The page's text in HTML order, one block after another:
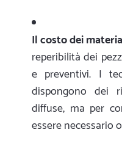
Il costo dei
reperibilità dei
e preventivi. I
dispongono dei
diffuse, ma per
essere necessario